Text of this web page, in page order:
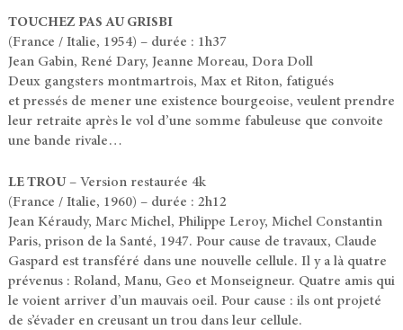
TOUCHEZ PAS AU GRISBI
(France / Italie, 1954) – durée : 1h37
Jean Gabin, René Dary, Jeanne Moreau, Dora Doll
Deux gangsters montmartrois, Max et Riton, fatigués
et pressés de mener une existence bourgeoise, veulent prendre
leur retraite après le vol d’une somme fabuleuse que convoite
une bande rivale…
LE TROU– Version restaurée 4k
(France / Italie, 1960) – durée : 2h12
Jean Kéraudy, Marc Michel, Philippe Leroy, Michel Constantin
Paris, prison de la Santé, 1947. Pour cause de travaux, Claude
Gaspard est transféré dans une nouvelle cellule. Il y a là quatre
prévenus : Roland, Manu, Geo et Monseigneur. Quatre amis qui
le voient arriver d’un mauvais oeil. Pour cause : ils ont projeté
de s’évader en creusant un trou dans leur cellule.